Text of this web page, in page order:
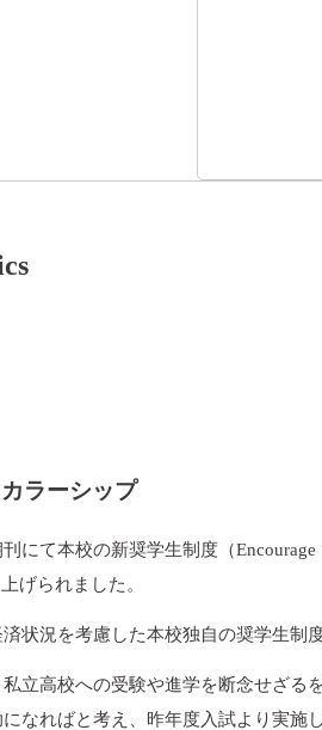
ラーシップ
にて本校の新奨学生制度（Encourage
げられました。
状況を考慮した本校独自の奨学生制
立高校への受験や進学を断念せざる
なればと考え、昨年度入試より実施